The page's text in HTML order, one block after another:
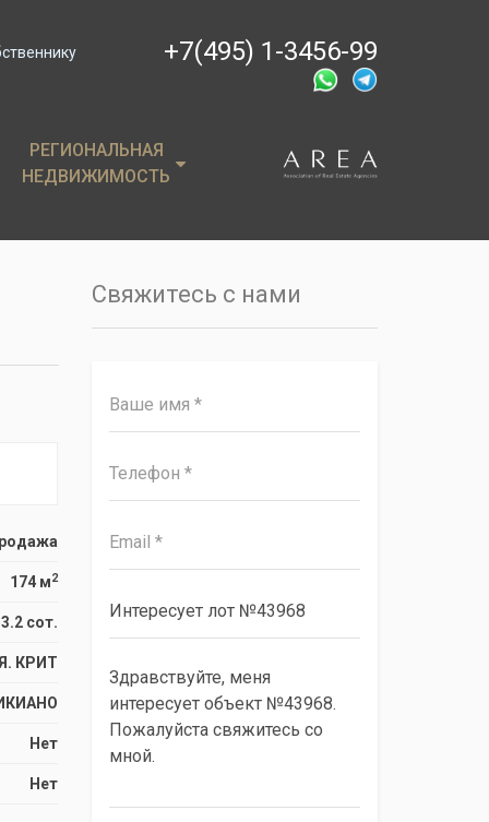
+7(495) 1-3456-99
РЕГИОНАЛЬНАЯ
НЕДВИЖИМОСТЬ
РЕГИОНАЛЬНАЯ
НЕДВИЖИМОСТЬ
174 м2
3.2 сот.
КРИТ
Нет
Нет
Свяжитесь с нами